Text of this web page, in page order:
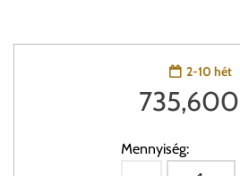
2-10 hét
735,600
Mennyiség: